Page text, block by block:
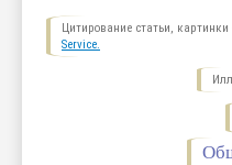
Цитирование статьи,
Service.